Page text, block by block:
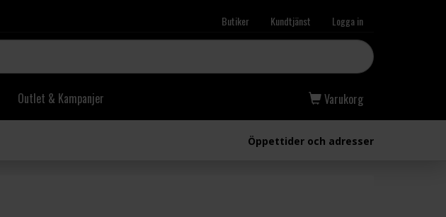
Butiker Kundtjänst Logga in
Outlet & Kampanjer Varukorg
Öppettider och adresser